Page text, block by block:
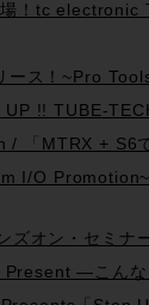
場！tc
ース！~Pro
UP !! TUBE-
「MTRX + S6
I/O
ズオン・セミナ
—こんな